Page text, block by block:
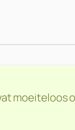
moeiteloos